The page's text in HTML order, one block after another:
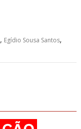
, Egídio Sousa Santos,